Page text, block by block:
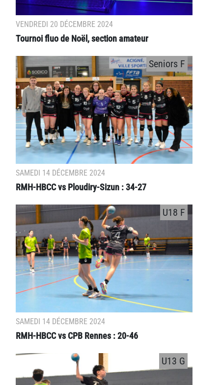
VENDREDI 20 DÉCEMBRE 2024
Tournoi fluo de Noël, section amateur
SAMEDI 14 DÉCEMBRE 2024
RMH-HBCC vs Ploudiry-Sizun : 34-27
Seniors F
SAMEDI 14 DÉCEMBRE 2024
RMH-HBCC vs CPB Rennes : 20-46
U18 F
U13 G